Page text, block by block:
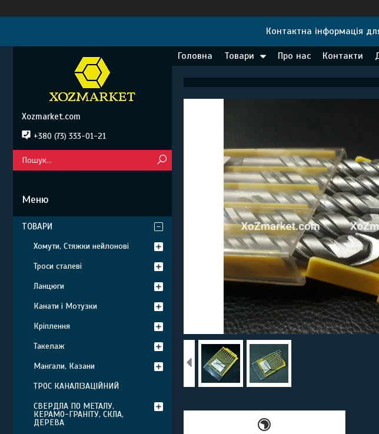
Контактна інформація
Головна Товари Про нас Контакти
Xozmarket.com
+380 (73) 333-01-21
ТОВАРИ
Хомути, Стяжки нейлонові
Троси сталеві
Ланцюги
Канати і Мотузки
Кріплення
Такелаж
Мангали, Казани
ТРОС КАНАЛІЗАЦІЙНИЙ
СВЕРДЛА ПО МЕТАЛУ,
КЕРАМО-ГРАНІТУ, СКЛА,
ДЕРЕВА